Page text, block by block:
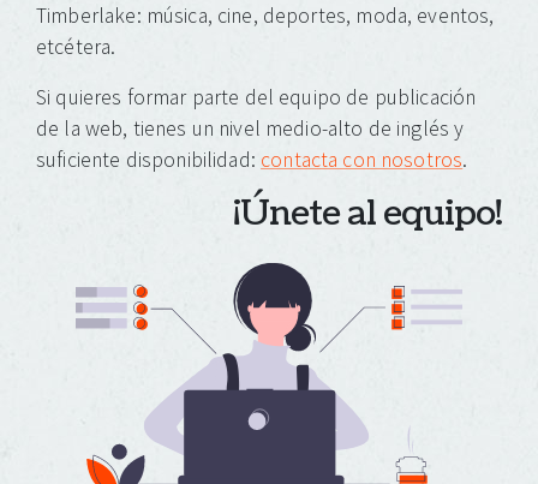
Timberlake: música, cine, deportes, moda, eventos,
etcétera.
Si quieres formar parte del equipo de publicación
de la web, tienes un nivel medio-alto de inglés y
suficiente disponibilidad: contacta con nosotros.
¡Únete al equipo!